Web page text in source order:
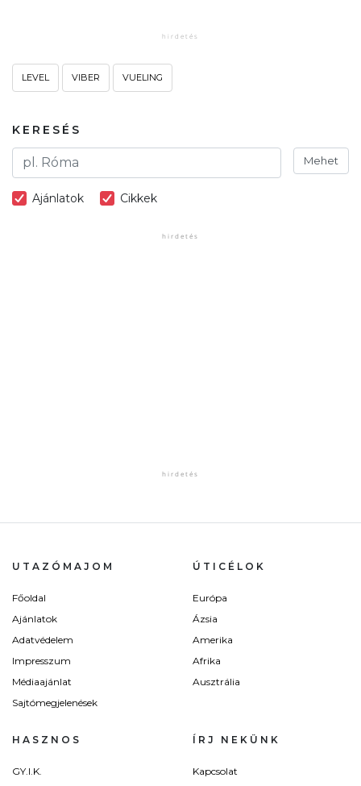
LEVEL VIBER VUELING
KERESÉS
Mehet
Ajánlatok Cikkek
UTAZÓMAJOM
Főoldal
Ajánlatok
Adatvédelem
Impresszum
Médiaajánlat
Sajtómegjelenések
ÚTICÉLOK
Európa
Ázsia
Amerika
Afrika
Ausztrália
HASZNOS
GY.I.K.
ÍRJ NEKÜNK
Kapcsolat